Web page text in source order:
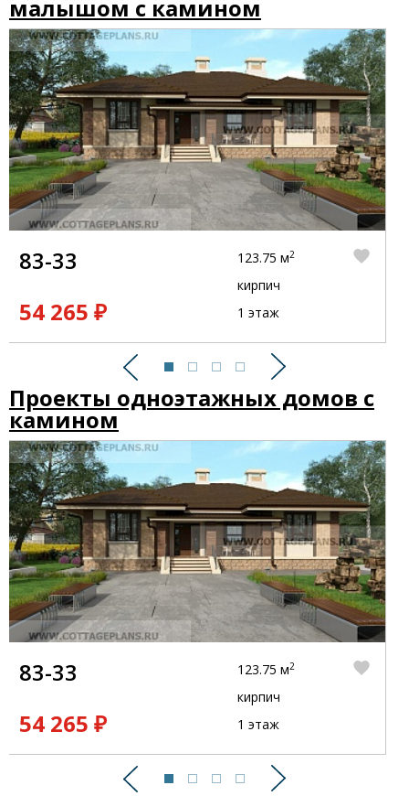
малышом с камином
Предыдущий Следующий
83-33
54 265 ₽
123.75 м2
кирпич
1 этаж
Проекты одноэтажных домов с
камином
Предыдущий Следующий
83-33
54 265 ₽
123.75 м2
кирпич
1 этаж